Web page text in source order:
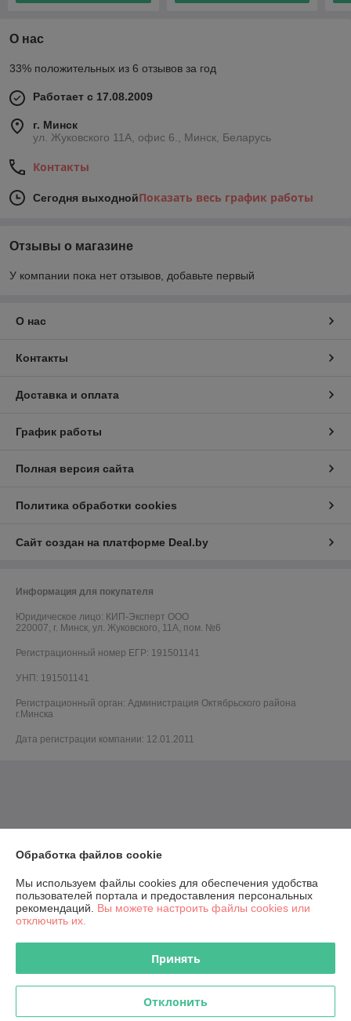
О нас
33% положительных из 6 отзывов за год
Работает с 17.08.2009
г. Минск
ул. Жуковского 11А, офис 6., Минск, Беларусь
Контакты
Сегодня выходнойПоказать весь график работы
Отзывы о магазине
У компании пока нет отзывов, добавьте первый
О нас
Контакты
Доставка и оплата
График работы
Полная версия сайта
Политика обработки cookies
Сайт создан на платформе Deal.by
Информация для покупателя
Юридическое лицо: КИП-Эксперт ООО
220007, г. Минск, ул. Жуковского, 11А, пом. №6
Регистрационный номер ЕГР: 191501141
УНП: 191501141
Регистрационный орган: Администрация Октябрьского района
г.Минска
Дата регистрации компании: 12.01.2011
Обработка файлов cookie
Мы используем файлы cookies для обеспечения удобства
пользователей портала и предоставления персональных
рекомендаций. Вы можете настроить файлы cookies или
отключить их.
Принять
Отклонить